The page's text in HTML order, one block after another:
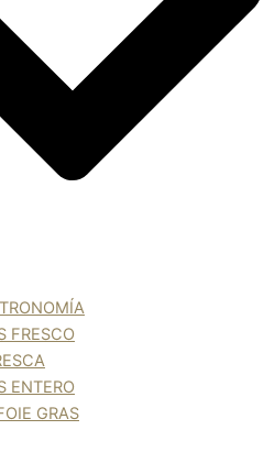
FRESCO
ENTERO
GRAS